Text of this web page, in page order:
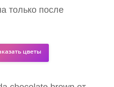
только после
цветы